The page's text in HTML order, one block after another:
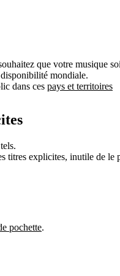
que votre musique
mondiale.
dans ces pays et territoires
titres explicites, inutile de le
pochette.